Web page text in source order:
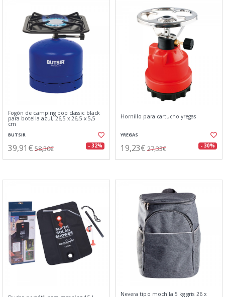
Fogón de camping pop classic black
para botella azul, 26,5 x 26,5 x 5,5
cm
BUTSIR
39,91€ 58,30€ - 32%
Hornillo para cartucho yregas
YREGAS
19,23€ 27,33€ - 30%
Nevera tipo mochila 5 kg gris 26 x